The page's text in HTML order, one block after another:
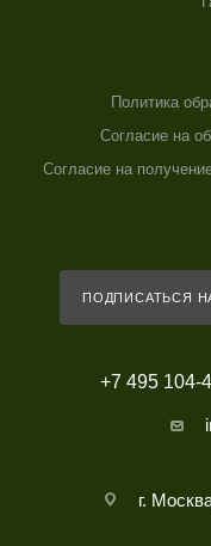
Политика
Согласие на
Согласие на
ПОДПИСАТЬСЯ
+7 495 104-
г.